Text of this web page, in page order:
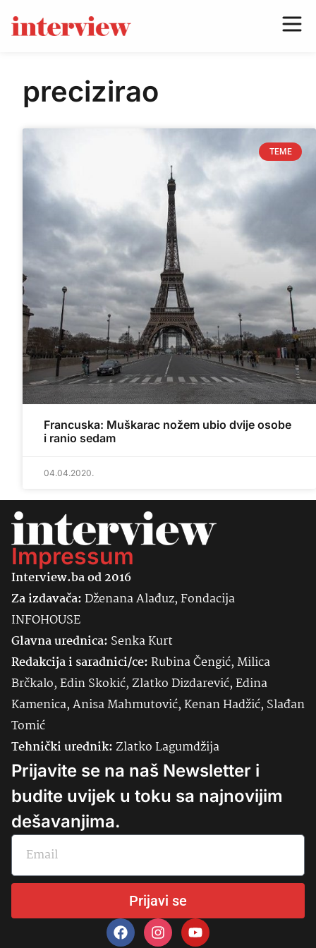
precizirao
TEME
Francuska: Muškarac nožem ubio dvije osobe
i ranio sedam
04.04.2020.
Impressum
Interview.ba od 2016
Za izdavača:Dženana Alađuz, Fondacija
INFOHOUSE
Glavna urednica: SenkaKurt
Redakcija i saradnici/ce:Rubina Čengić, Milica
Brčkalo, Edin Skokić, Zlatko Dizdarević, Edina
Kamenica, Anisa Mahmutović, Kenan Hadžić, Slađan
Tomić
Tehnički urednik:Zlatko Lagumdžija
Prijavite se na naš Newsletter i
budite uvijek u toku sa najnovijim
dešavanjima.
Prijavi se